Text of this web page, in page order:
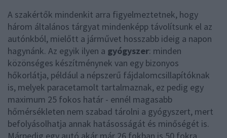
A szakértők mindenkit arra figyelmeztetnek, hogy
három általános tárgyat mindenképp távolítsunk el az
autónkból, mielőtt a járművet hosszabb ideig a napon
hagynánk. Az egyik ilyen a gyógyszer: minden
közönséges készítménynek van egy bizonyos
hőkorlátja, például a népszerű fájdalomcsillapítóknak
is, melyek paracetamolt tartalmaznak, ez pedig egy
maximum 25 fokos határ - ennél magasabb
hőmérsékleten nem szabad tárolni a gyógyszert, mert
befolyásolhatja annak hatásosságát és minőségét is.
Márpedig egy autó akár már 26 fokban is 50 fokra